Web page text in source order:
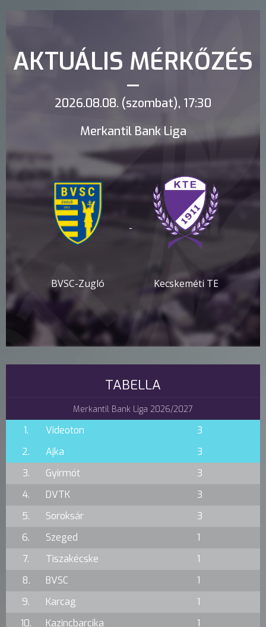
AKTUÁLIS MÉRKŐZÉS
2026.08.08. (szombat), 17:30
Merkantil Bank Liga
BVSC-Zugló
-
Kecskeméti TE
TABELLA
Merkantil Bank Liga 2026/2027
1. Videoton
3
2.
Ajka
3
3.
Gyirmót
3
4.
DVTK
3
5.
Soroksár
3
6.
Szeged
1
7.
Tiszakécske
1
8.
BVSC
1
9.
Karcag
1
10.
Kazincbarcika 1